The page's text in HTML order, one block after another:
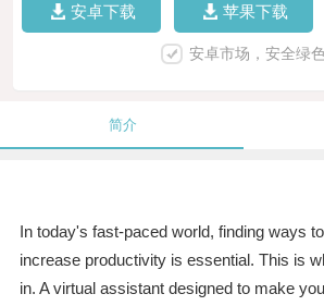
安卓下载 苹果下载
安卓市场，安全绿
简介
In today's fast-paced world, finding ways
increase productivity is essential. This is
in. A virtual assistant designed to make